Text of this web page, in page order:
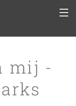
mij -